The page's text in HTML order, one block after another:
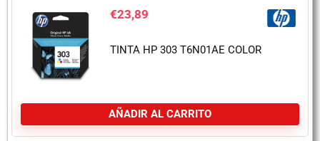
€23,89
TINTA HP 303 T6N01AE COLOR
AÑADIR AL CARRITO